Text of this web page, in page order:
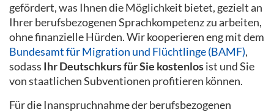
gefördert, was Ihnen die Möglichkeit bietet, gezielt an
Ihrer berufsbezogenen Sprachkompetenz zu arbeiten,
ohne finanzielle Hürden. Wir kooperieren eng mit dem
Bundesamt für Migration und Flüchtlinge (BAMF),
sodass Ihr Deutschkurs für Sie kostenlosist und Sie
von staatlichen Subventionen profitieren können.
Für die Inanspruchnahme der berufsbezogenen